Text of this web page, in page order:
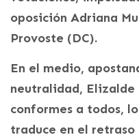
oposición Adriana
Provoste (DC).
En el medio,
neutralidad,
conformes a todos,
traduce en el